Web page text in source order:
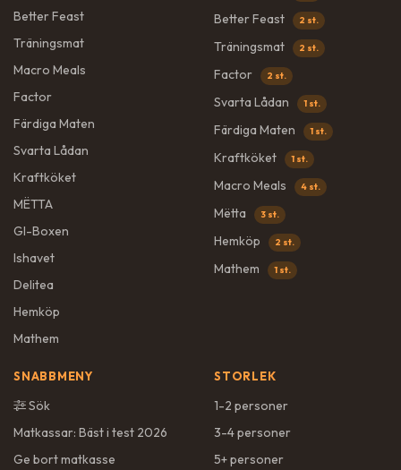
Better Feast
Träningsmat
Macro Meals
Factor
Färdiga Maten
Svarta Lådan
Kraftköket
MËTTA
GI-Boxen
Ishavet
Delitea
Hemköp
Mathem
Better Feast 2 st.
Träningsmat 2 st.
Factor 2 st.
Svarta Lådan 1 st.
Färdiga Maten 1 st.
Kraftköket 1 st.
Macro Meals 4 st.
Mëtta 3 st.
Hemköp 2 st.
Mathem 1 st.
SNABBMENY
Sök
Matkassar: Bäst i test 2026
Ge bort matkasse
STORLEK
1-2 personer
3-4 personer
5+ personer